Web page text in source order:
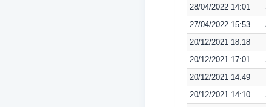
28/04/2022 14:01
27/04/2022 15:53
20/12/2021 18:18
20/12/2021 17:01
20/12/2021 14:49
20/12/2021 14:10